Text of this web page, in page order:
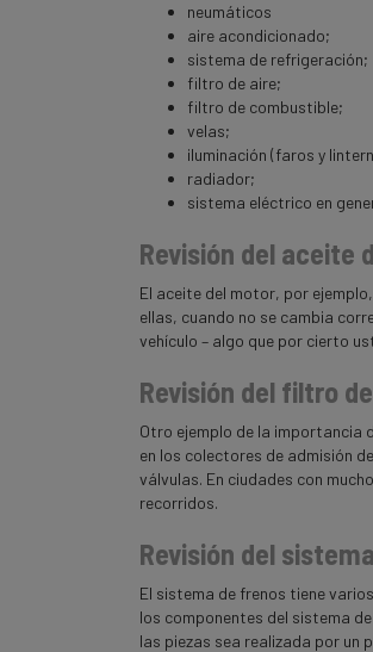
neumáticos
aire acondicionado;
sistema de refrigeración;
filtro de aire;
filtro de combustible;
velas;
iluminación (faros y
radiador;
sistema eléctrico en
Revisión del aceite
El aceite del motor, por
ellas, cuando no se cambia
vehículo – algo que por cierto
Revisión del filtro
Otro ejemplo de la importancia
en los colectores de admisión
válvulas. En ciudades con
recorridos.
Revisión del
El sistema de frenos tiene
los componentes del sistema
las piezas sea realizada por un